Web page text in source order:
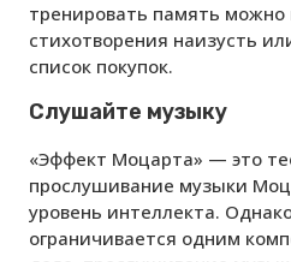
тренировать память можно
стихотворения наизусть
список покупок.
Слушайте музыку
«Эффект Моцарта» — это
прослушивание музыки
уровень интеллекта.
ограничивается одним